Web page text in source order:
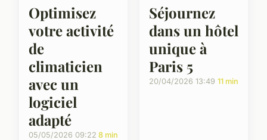
Optimisez
votre activité
de
climaticien
avec un
logiciel
adapté
05/05/2026 09:22 8 min
Séjournez
dans un hôtel
unique à
Paris 5
20/04/2026 13:49 11 min